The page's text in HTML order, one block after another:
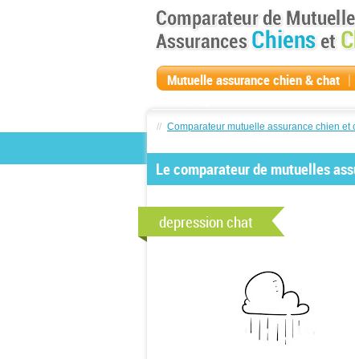
Mutuelle assurance chien & chat |
// Comparateur mutuelle assurance chien et
Le comparateur de mutuelles
depression chat